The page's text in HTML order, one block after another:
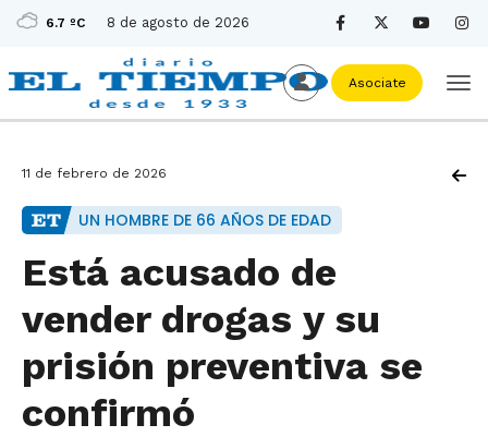
6.7 ºC 8 de agosto de 2026
Asociate
11 de febrero de 2026
UN HOMBRE DE 66 AÑOS DE EDAD
Está acusado de
vender drogas y su
prisión preventiva se
confirmó